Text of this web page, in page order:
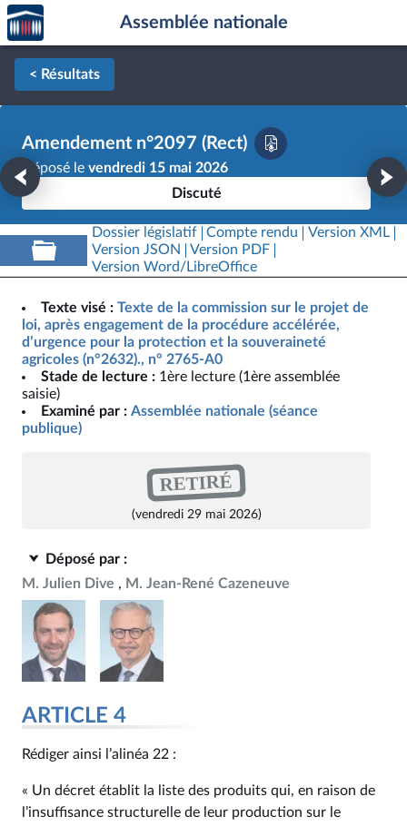
Aller au contenu
Aller en bas de la page
Accèder
à la
page
d'accueil
Assemblée nationale
< Résultats
Amendement n°2097 (Rect)
Déposé le vendredi 15 mai 2026
Discuté
Dossier législatif Compte rendu
Version XML
Version JSON
Version PDF
Version Word/LibreOffice
Texte visé : Texte de la commission sur le projet de
loi, après engagement de la procédure accélérée,
d’urgence pour la protection et la souveraineté
agricoles (n°2632)., n° 2765-A0
Stade de lecture : 1ère lecture (1ère assemblée
saisie)
Examiné par : Assemblée nationale (séance
publique)
RETIRÉ
(vendredi 29 mai 2026)
Déposé par :
M. Julien Dive
M. Jean-René Cazeneuve
ARTICLE 4
Rédiger ainsi l’alinéa 22 :
« Un décret établit la liste des produits qui, en raison de
l’insuffisance structurelle de leur production sur le